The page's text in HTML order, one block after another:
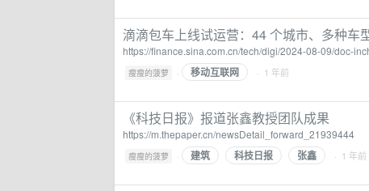
滴滴包车上线试运营：44 个城市、多种车
https://finance.sina.com.cn/tech/digi/2024-08-09/doc-
瘦瘦的菠萝 · 移动互联网 · 1 年前
《科技日报》报道张鑫教授团队成果
https://m.thepaper.cn/newsDetail_forward_21939444
瘦瘦的菠萝 · 建筑 科技日报 张鑫 · 1 年前